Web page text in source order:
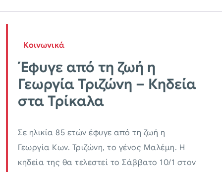
Κοινωνικά
Έφυγε από τη ζωή η
Γεωργία Τριζώνη – Κηδεία
στα Τρίκαλα
Σε ηλικία 85 ετών έφυγε από τη ζωή η
Γεωργία Κων. Τριζώνη, το γένος Μαλέμη. Η
κηδεία της θα τελεστεί το Σάββατο 10/1 στον